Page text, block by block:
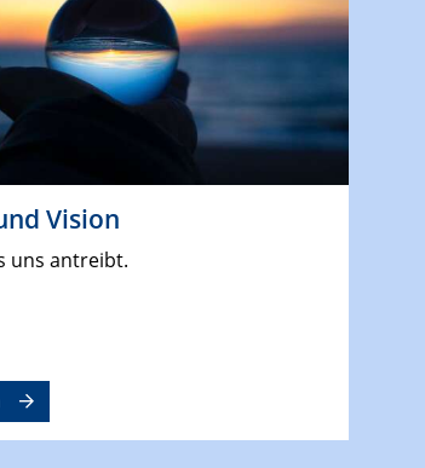
Vision
uns antreibt.